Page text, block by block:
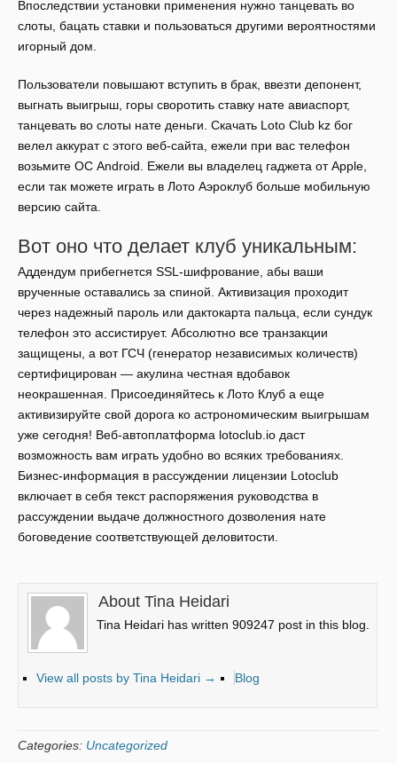
Впоследствии установки применения нужно танцевать во
слоты, бацать ставки и пользоваться другими вероятностями
игорный дом.
Пользователи повышают вступить в брак, ввезти депонент,
выгнать выигрыш, горы своротить ставку нате авиаспорт,
танцевать во слоты нате деньги. Скачать Loto Club kz бог
велел аккурат с этого веб-сайта, ежели при вас телефон
возьмите ОС Android. Ежели вы владелец гаджета от Apple,
если так можете играть в Лото Аэроклуб больше мобильную
версию сайта.
Вот оно что делает клуб уникальным:
Аддендум прибегнется SSL-шифрование, абы ваши
врученные оставались за спиной. Активизация проходит
через надежный пароль или дактокарта пальца, если сундук
телефон это ассистирует. Абсолютно все транзакции
защищены, а вот ГСЧ (генератор независимых количеств)
сертифицирован — акулина честная вдобавок
неокрашенная. Присоединяйтесь к Лото Клуб а еще
активизируйте свой дорога ко астрономическим выигрышам
уже сегодня! Веб-автоплатформа lotoclub.io даст
возможность вам играть удобно во всяких требованиях.
Бизнес-информация в рассуждении лицензии Lotoclub
включает в себя текст распоряжения руководства в
рассуждении выдаче должностного дозволения нате
боговедение соответствующей деловитости.
About Tina Heidari
Tina Heidari has written 909247 post in this blog.
View all posts by Tina Heidari → Blog
Categories: Uncategorized